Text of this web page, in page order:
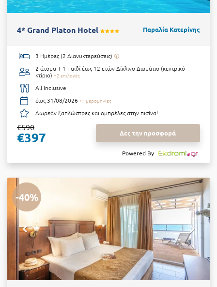
4* Grand Platon Hotel Παραλία Κατερίνης
3 Ημέρες (2 Διανυκτερεύσεις)
2 άτομα + 1 παιδί έως 12 ετώνΔίκλινο Δωμάτιο (κεντρικό
κτίριο) +2 επιλογές
All Inclusive
έως 31/08/2026 +Ημερομηνίες
Δωρεάν ξαπλώστρες και ομπρέλες στην πισίνα!
€590
€397 Δες την προσφορά
Powered By
-40%